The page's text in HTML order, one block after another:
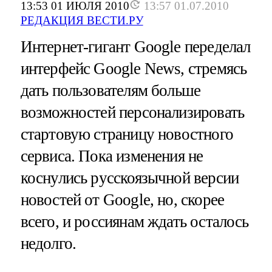
13:53 01 ИЮЛЯ 2010
13:57 01.07.2010
РЕДАКЦИЯ ВЕСТИ.РУ
Интернет-гигант Google переделал
интерфейс Google News, стремясь
дать пользователям больше
возможностей персонализировать
стартовую страницу новостного
сервиса. Пока изменения не
коснулись русскоязычной версии
новостей от Google, но, скорее
всего, и россиянам ждать осталось
недолго.